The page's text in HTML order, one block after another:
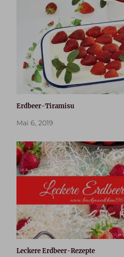
Erdbeer-Tiramisu
Mai 6, 2019
Leckere Erdbeer-Rezepte